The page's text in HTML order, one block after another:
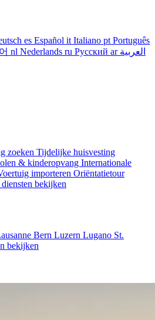
es Español it Italiano pt Português
nl Nederlands ru Русский ar العربية
zoeken Tijdelijke huisvesting
& kinderopvang Internationale
importeren Oriëntatietour
bekijken
Bern Luzern Lugano St.
bekijken